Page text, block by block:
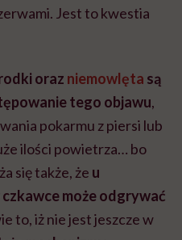
Jest to kwestia
oraz niemowlęta są
tego objawu,
pokarmu z piersi lub
ilości powietrza… bo
się także, że u
może odgrywać
to, iż nie jest jeszcze w